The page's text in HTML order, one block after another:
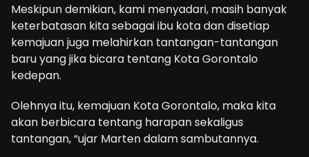
Meskipun demikian, kami menyadari, masih banyak
keterbatasan kita sebagai ibu kota dan disetiap
kemajuan juga melahirkan tantangan-tantangan
baru yang jika bicara tentang Kota Gorontalo
kedepan.
Olehnya itu, kemajuan Kota Gorontalo, maka kita
akan berbicara tentang harapan sekaligus
tantangan, “ujar Marten dalam sambutannya.